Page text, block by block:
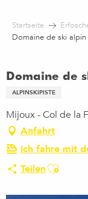
contenu
Startseite
Domaine de ski
Domaine de
ALPINSKIPISTE
Mijoux - Col de la
Anfahrt
Ich fahre mit
TeilenAjouter